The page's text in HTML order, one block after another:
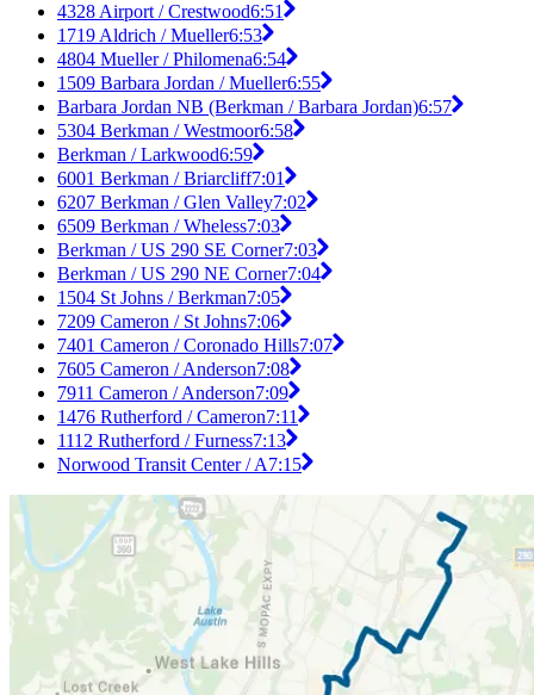
4328 Airport / Crestwood6:51
1719 Aldrich / Mueller6:53
4804 Mueller / Philomena6:54
1509 Barbara Jordan / Mueller6:55
Barbara Jordan NB (Berkman / Barbara Jordan)6:57
5304 Berkman / Westmoor6:58
Berkman / Larkwood6:59
6001 Berkman / Briarcliff7:01
6207 Berkman / Glen Valley7:02
6509 Berkman / Wheless7:03
Berkman / US 290 SE Corner7:03
Berkman / US 290 NE Corner7:04
1504 St Johns / Berkman7:05
7209 Cameron / St Johns7:06
7401 Cameron / Coronado Hills7:07
7605 Cameron / Anderson7:08
7911 Cameron / Anderson7:09
1476 Rutherford / Cameron7:11
1112 Rutherford / Furness7:13
Norwood Transit Center / A7:15